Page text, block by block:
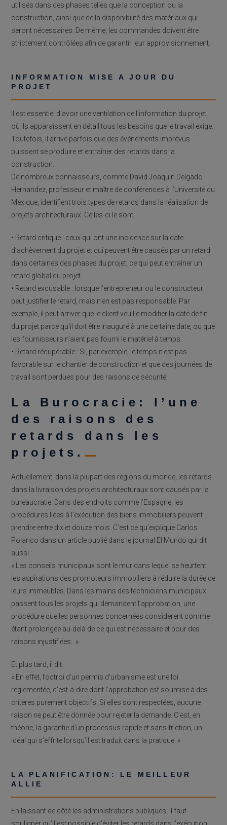
utilisés dans des phases telles que la conception ou la
construction, ainsi que de la disponibilité des matériaux qui
seront nécessaires. De même, les commandes doivent être
strictement contrôlées afin de garantir leur approvisionnement.
INFORMATION MISE A JOUR DU
PROJET
Il est essentiel d’avoir une ventilation de l’information du projet,
où ils apparaissent en détail tous les besoins que le travail exige.
Toutefois, il arrive parfois que des événements imprévus
puissent se produire et entraîner des retards dans la
construction.
De nombreux connaisseurs, comme David Joaquin Delgado
Hernandez, professeur et maître de conférences à l’Université du
Mexique, identifient trois types de retards dans la réalisation de
projets architecturaux. Celles-ci le sont:
• Retard critique : ceux qui ont une incidence sur la date
d’achèvement du projet et qui peuvent être causés par un retard
dans certaines des phases du projet, ce qui peut entraîner un
retard global du projet.
• Retard excusable : lorsque l’entrepreneur ou le constructeur
peut justifier le retard, mais n’en est pas responsable. Par
exemple, il peut arriver que le client veuille modifier la date de fin
du projet parce qu’il doit être inauguré à une certaine date, ou que
les fournisseurs n’aient pas fourni le matériel à temps.
• Retard récupérable : Si, par exemple, le temps n’est pas
favorable sur le chantier de construction et que des journées de
travail sont perdues pour des raisons de sécurité.
La Burocracie: l’une
des raisons des
retards dans les
projets.
Actuellement, dans la plupart des régions du monde, les retards
dans la livraison des projets architecturaux sont causés par la
bureaucratie. Dans des endroits comme l’Espagne, les
procédures liées à l’exécution des biens immobiliers peuvent
prendre entre dix et douze mois. C’est ce qu’explique Carlos
Polanco dans un article publié dans le journal El Mundo qui dit
aussi :
« Les conseils municipaux sont le mur dans lequel se heurtent
les aspirations des promoteurs immobiliers à réduire la durée de
leurs immeubles. Dans les mains des techniciens municipaux
passent tous les projets qui demandent l’approbation, une
procédure que les personnes concernées considèrent comme
étant prolongée au-delà de ce qui est nécessaire et pour des
raisons injustifiées. »
Et plus tard, il dit:
« En effet, l’octroi d’un permis d’urbanisme est une loi
réglementée, c’est-à-dire dont l’approbation est soumise à des
critères purement objectifs. Si elles sont respectées, aucune
raison ne peut être donnée pour rejeter la demande. C’est, en
théorie, la garantie d’un processus rapide et sans friction, un
idéal qui s’effrite lorsqu’il est traduit dans la pratique. »
LA PLANIFICATION: LE MEILLEUR
ALLIE
En laissant de côté les administrations publiques, il faut
souligner qu’il est possible d’éviter les retards dans l’exécution